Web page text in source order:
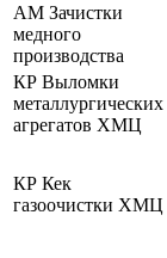
AM Зачистки
медного
производства
КР Выломки
металлургических
агрегатов ХМЦ
КР Кек
газоочистки ХМЦ